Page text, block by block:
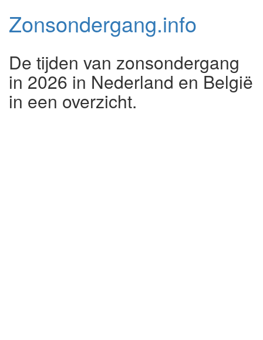
Zonsondergang.info
De tijden van zonsondergang
in 2026 in Nederland en België
in een overzicht.